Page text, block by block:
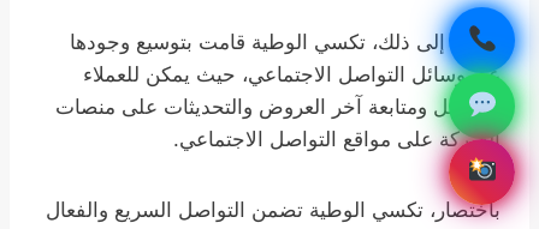
إضافة إلى ذلك، تكسي الوطية قامت بتوسيع وجودها
عبر وسائل التواصل الاجتماعي، حيث يمكن للعملاء
التواصل ومتابعة آخر العروض والتحديثات على منصات
الشركة على مواقع التواصل الاجتماعي.
باختصار، تكسي الوطية تضمن التواصل السريع والفعال